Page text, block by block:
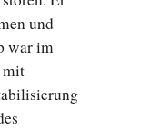
und
war im
mit